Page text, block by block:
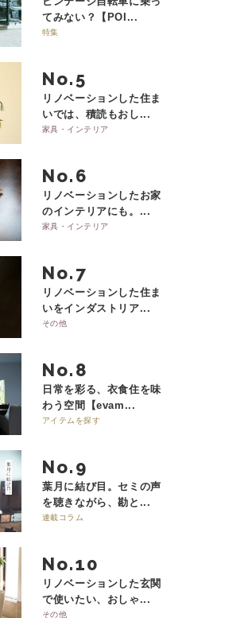
てみない？【POI...
特集
No.
リノベーションした住ま
いでは、積読もおし...
家具・インテリア
No.
リノベーションしたお家
のインテリアにも。...
家具・インテリア
No.
リノベーションした住ま
いをインダストリア...
その他
No.
日常を彩る、衣食住を味
わう空間【evam...
アイテムを探す
No.
葉月に結び目。セミの声
を聴きながら、勘と...
連載コラム
No.
リノベーションした玄関
で使いたい、おしゃ...
その他